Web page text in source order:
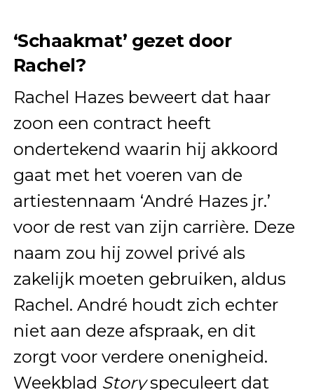
‘Schaakmat’ gezet door
Rachel?
Rachel Hazes beweert dat haar
zoon een contract heeft
ondertekend waarin hij akkoord
gaat met het voeren van de
artiestennaam ‘André Hazes jr.’
voor de rest van zijn carrière. Deze
naam zou hij zowel privé als
zakelijk moeten gebruiken, aldus
Rachel. André houdt zich echter
niet aan deze afspraak, en dit
zorgt voor verdere onenigheid.
Weekblad Storyspeculeert dat